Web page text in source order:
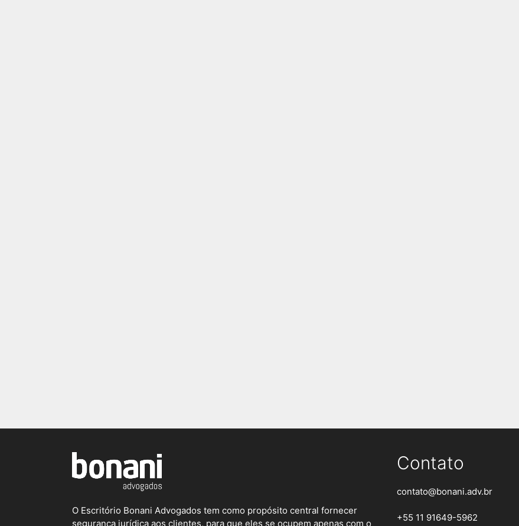
O Escritório Bonani Advogados tem como propósito central fornecer
segurança jurídica aos clientes, para que eles se ocupem apenas com o
Contato
contato@bonani.adv.br
+55 11 91649-5962